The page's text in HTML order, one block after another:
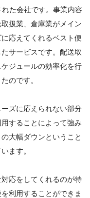
た会社です。事業内容
扱業、倉庫業がメイン
応えてくれるベスト便
サービスです。配送取
ジュールの効率化を行
のです。
ズに応えられない部分
することによって強み
大幅ダウンということ
ます。
応をしてくれるのが特
利用することができま